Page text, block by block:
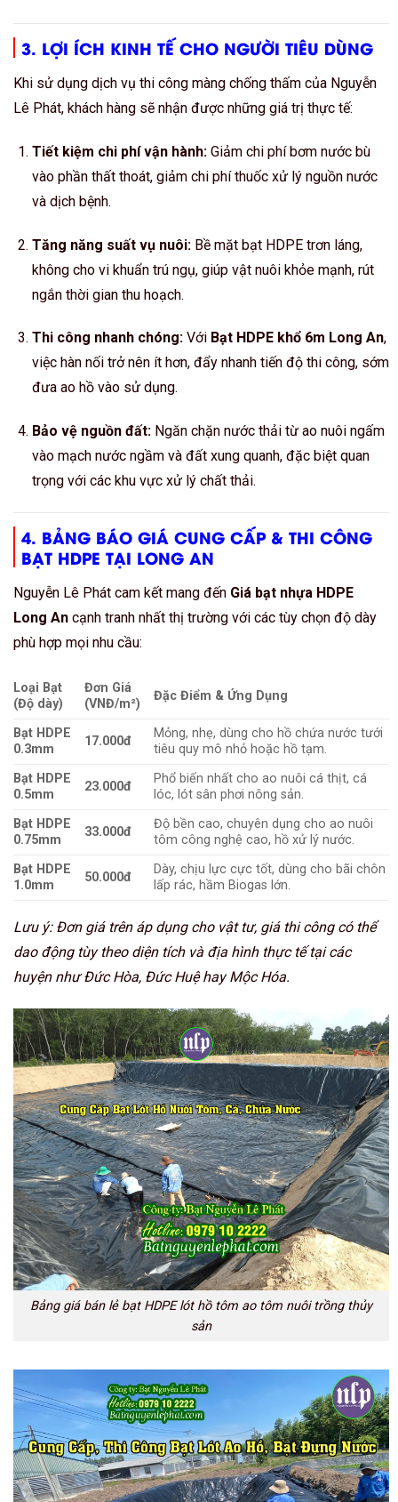
3. LỢI ÍCH KINH TẾ CHO NGƯỜI TIÊU DÙNG
Khi sử dụng dịch vụ thi công màng chống thấm của Nguyễn
Lê Phát, khách hàng sẽ nhận được những giá trị thực tế:
Tiết kiệm chi phí vận hành:Giảm chi phí bơm nước bù
vào phần thất thoát, giảm chi phí thuốc xử lý nguồn nước
và dịch bệnh.
Tăng năng suất vụ nuôi:Bề mặt bạt HDPE trơn láng,
không cho vi khuẩn trú ngụ, giúp vật nuôi khỏe mạnh, rút
ngắn thời gian thu hoạch.
Thi công nhanh chóng:Với Bạt HDPE khổ 6m Long An,
việc hàn nối trở nên ít hơn, đẩy nhanh tiến độ thi công, sớm
đưa ao hồ vào sử dụng.
Bảo vệ nguồn đất:Ngăn chặn nước thải từ ao nuôi ngấm
vào mạch nước ngầm và đất xung quanh, đặc biệt quan
trọng với các khu vực xử lý chất thải.
4. BẢNG BÁO GIÁ CUNG CẤP & THI CÔNG
BẠT HDPE TẠI LONG AN
Nguyễn Lê Phát cam kết mang đến Giá bạt nhựa HDPE
Long An cạnh tranh nhất thị trường với các tùy chọn độ dày
phù hợp mọi nhu cầu:
Loại Bạt
(Độ dày)
Đơn Giá
(VNĐ/m²)
Đặc Điểm & Ứng Dụng
Bạt HDPE
0.3mm
17.000đ
Mỏng, nhẹ, dùng cho hồ chứa nước tưới
tiêu quy mô nhỏ hoặc hồ tạm.
Bạt HDPE
0.5mm
23.000đ
Phổ biến nhất cho ao nuôi cá thịt, cá
lóc, lót sân phơi nông sản.
Bạt HDPE
0.75mm
33.000đ
Độ bền cao, chuyên dụng cho ao nuôi
tôm công nghệ cao, hồ xử lý nước.
Bạt HDPE
1.0mm
50.000đ
Dày, chịu lực cực tốt, dùng cho bãi chôn
lấp rác, hầm Biogas lớn.
Lưu ý: Đơn giá trên áp dụng cho vật tư, giá thi công có thể
dao động tùy theo diện tích và địa hình thực tế tại các
huyện như Đức Hòa, Đức Huệ hay Mộc Hóa.
Bảng giá bán lẻ bạt HDPE lót hồ tôm ao tôm nuôi trồng thủy
sản